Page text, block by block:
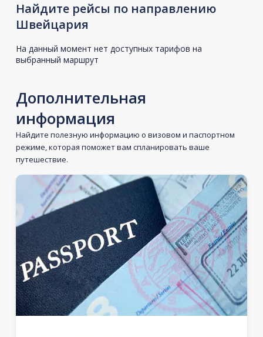
Найдите рейсы по направлению
Швейцария
На данный момент нет доступных тарифов на
выбранный маршрут
Дополнительная
информация
Найдите полезную информацию о визовом и паспортном
режиме, которая поможет вам спланировать ваше
путешествие.